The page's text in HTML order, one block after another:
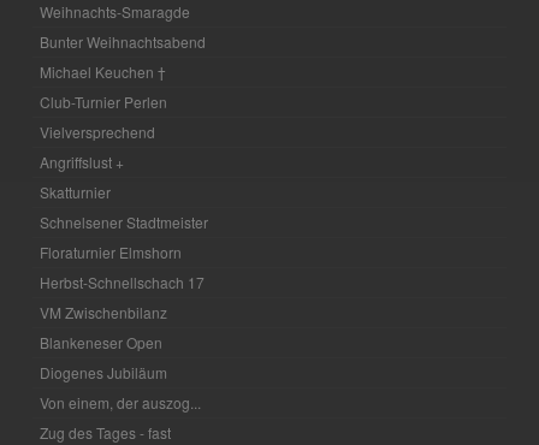
Weihnachts-Smaragde
Bunter Weihnachtsabend
Michael Keuchen †
Club-Turnier Perlen
Vielversprechend
Angriffslust +
Skatturnier
Schnelsener Stadtmeister
Floraturnier Elmshorn
Herbst-Schnellschach 17
VM Zwischenbilanz
Blankeneser Open
Diogenes Jubiläum
Von einem, der auszog...
Zug des Tages - fast